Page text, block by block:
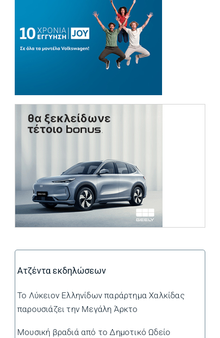
Ατζέντα εκδηλώσεων
Το Λύκειον Ελληνίδων παράρτημα Χαλκίδας
παρουσιάζει την Μεγάλη Άρκτο
Μουσική βραδιά από το Δημοτικό Ωδείο